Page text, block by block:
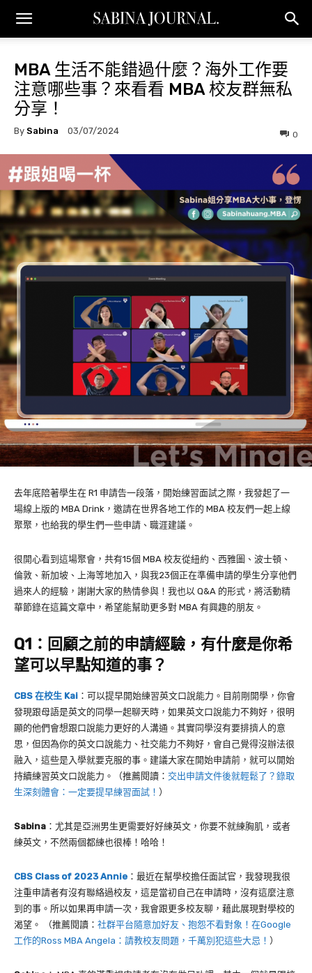
MBA 生活不能錯過什麼？海外工作要
注意哪些事？來看看 MBA 校友群無私
分享！
By Sabina 03/07/2024 0
去年底陪著學生在 R1 申請告一段落，開始練習面試之際，我發起了一
場線上版的 MBA Drink ，邀請在世界各地工作的 MBA 校友們一起上線
聚聚，也給我的學生們一些申請、職涯建議。
很開心看到這場聚會， 共有15個 MBA 校友從紐約、西雅圖、波士頓、
倫敦、新加坡、上海等地加入，與我23個正在準備申請的學生分享他們
過來人的經驗，謝謝大家的熱情參與！ 我也以 Q&A 的形式，將活動精
華節錄在這篇文章中，希望能幫助更多對 MBA 有興趣的朋友。
Q1 ：回顧之前的申請經驗，有什麼是你希
望可以早點知道的事？
CBS 在校生 Kai ：可以提早開始練習英文口說能力。目前剛開學，你會
發現跟母語是英文的同學一起聊天時，如果英文口說能力不夠好，很明
顯的他們會想跟口說能力更好的人溝通。其實同學沒有要排擠人的意
思，但因為你的英文口說能力、社交能力不夠好，會自己覺得沒辦法很
融入，這些是入學就要克服的事。建議大家在開始申請前，就可以開始
持續練習英文口說能力。（推薦閱讀： 交出申請文件後就輕鬆了？錄取
生深刻體會：一定要提早練習面試！ ）
Sabina ：尤其是亞洲男生更需要好好練英文，你要不就練胸肌，或者
練英文，不然兩個都練也很棒！哈哈！
CBS Class of 2023 Annie ：最近在幫學校擔任面試官，我發現我很
注重申請者有沒有聯絡過校友，這是當初自己在申請時，沒有這麼注意
到的事。所以如果再申請一次，我會跟更多校友聊，藉此展現對學校的
渴望。
（推薦閱讀： 社群平台隨意加好友、抱怨不看對象！在Google
工作的Ross MBA Angela：請教校友問題，千萬別犯這些大忌！ ）